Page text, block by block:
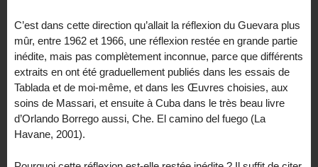
C’est dans cette direction qu’allait la réflexion du Guevara plus
mûr, entre 1962 et 1966, une réflexion restée en grande partie
inédite, mais pas complètement inconnue, parce que différents
extraits en ont été graduellement publiés dans les essais de
Tablada et de moi-même, et dans les Œuvres choisies, aux
soins de Massari, et ensuite à Cuba dans le très beau livre
d’Orlando Borrego aussi, Che. El camino del fuego (La
Havane, 2001).